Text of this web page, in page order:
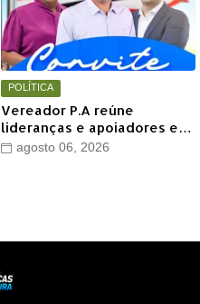
POLÍTICA
Vereador P.A reúne
lideranças e apoiadores em
grande encontro político
agosto 06, 2026